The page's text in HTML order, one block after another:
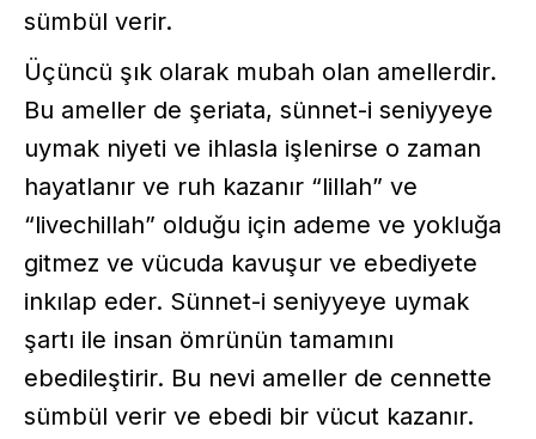
sümbül verir.
Üçüncü şık olarak mubah olan amellerdir.
Bu ameller de şeriata, sünnet-i seniyyeye
uymak niyeti ve ihlasla işlenirse o zaman
hayatlanır ve ruh kazanır “lillah” ve
“livechillah” olduğu için ademe ve yokluğa
gitmez ve vücuda kavuşur ve ebediyete
inkılap eder. Sünnet-i seniyyeye uymak
şartı ile insan ömrünün tamamını
ebedileştirir. Bu nevi ameller de cennette
sümbül verir ve ebedi bir vücut kazanır.